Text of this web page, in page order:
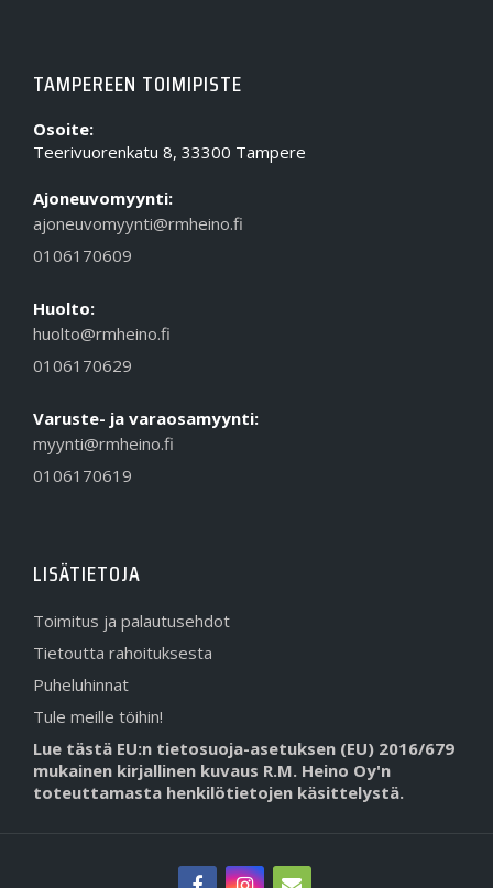
TAMPEREEN TOIMIPISTE
Osoite:
Teerivuorenkatu 8, 33300 Tampere
Ajoneuvomyynti:
ajoneuvomyynti@rmheino.fi
0106170609
Huolto:
huolto@rmheino.fi
0106170629
Varuste- ja varaosamyynti:
myynti@rmheino.fi
0106170619
LISÄTIETOJA
Toimitus ja palautusehdot
Tietoutta rahoituksesta
Puheluhinnat
Tule meille töihin!
Lue tästä EU:n tietosuoja-asetuksen (EU) 2016/679
mukainen kirjallinen kuvaus R.M. Heino Oy'n
toteuttamasta henkilötietojen käsittelystä.